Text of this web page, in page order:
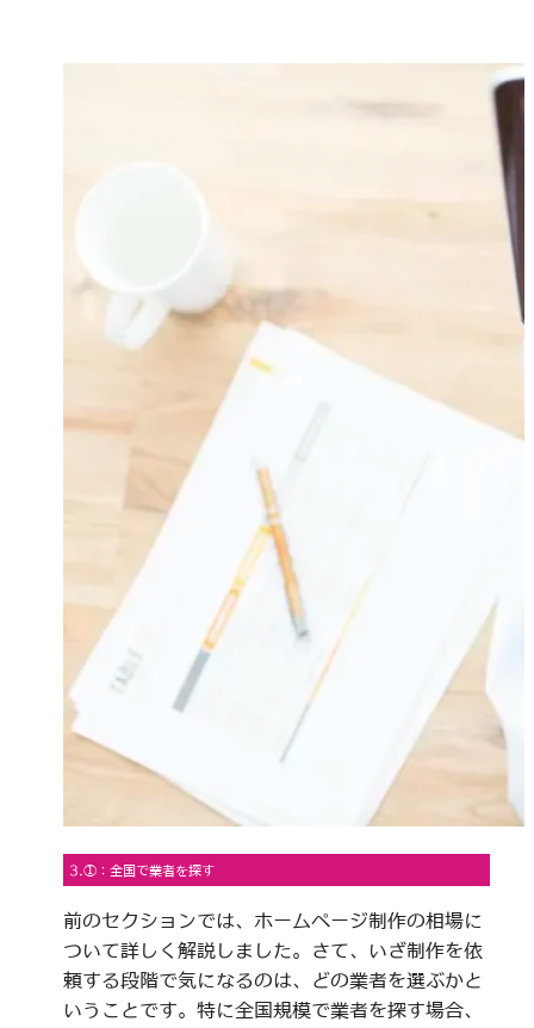
3.①：全国で業者を探す
前のセクションでは、ホームページ制作の相場に
ついて詳しく解説しました。さて、いざ制作を依
頼する段階で気になるのは、どの業者を選ぶかと
いうことです。特に全国規模で業者を探す場合、